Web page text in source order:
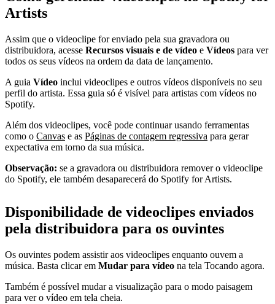
Artists
Assim que o videoclipe for enviado pela sua gravadora ou
distribuidora, acesse Recursos visuais e de vídeo e Vídeos para ver
todos os seus vídeos na ordem da data de lançamento.
A guia Vídeo inclui videoclipes e outros vídeos disponíveis no seu
perfil do artista. Essa guia só é visível para artistas com vídeos no
Spotify.
Além dos videoclipes, você pode continuar usando ferramentas
como o Canvas e as Páginas de contagem regressiva para gerar
expectativa em torno da sua música.
Observação: se a gravadora ou distribuidora remover o videoclipe
do Spotify, ele também desaparecerá do Spotify for Artists.
Disponibilidade de videoclipes enviados
pela distribuidora para os ouvintes
Os ouvintes podem assistir aos videoclipes enquanto ouvem a
música. Basta clicar em Mudar para vídeo na tela Tocando agora.
Também é possível mudar a visualização para o modo paisagem
para ver o vídeo em tela cheia.